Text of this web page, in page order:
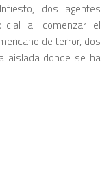
dos agentes
al comenzar el
de terror, dos
aislada donde se ha